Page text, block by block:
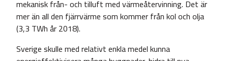
mekanisk från- och tilluft med värmeåtervinning. Det är
mer än all den fjärrvärme som kommer från kol och olja
(3,3 TWh år 2018).
Sverige skulle med relativt enkla medel kunna